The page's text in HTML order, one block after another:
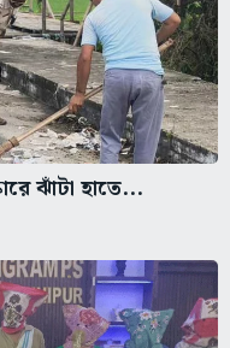
ঝাঁটা হাতে...